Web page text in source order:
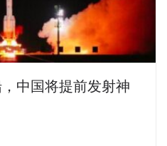
中国将提前发射神